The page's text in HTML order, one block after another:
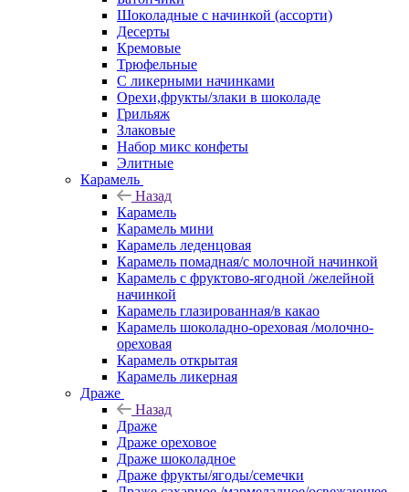
Шоколадные с начинкой (ассорти)
Десерты
Кремовые
Трюфельные
С ликерными начинками
Орехи,фрукты/злаки в шоколаде
Грильяж
Злаковые
Набор микс конфеты
Элитные
Карамель
Назад
Карамель
Карамель мини
Карамель леденцовая
Карамель помадная/с молочной начинкой
Карамель с фруктово-ягодной /желейной
начинкой
Карамель глазированная/в какао
Карамель шоколадно-ореховая /молочно-
ореховая
Карамель открытая
Карамель ликерная
Драже
Назад
Драже
Драже ореховое
Драже шоколадное
Драже фрукты/ягоды/семечки